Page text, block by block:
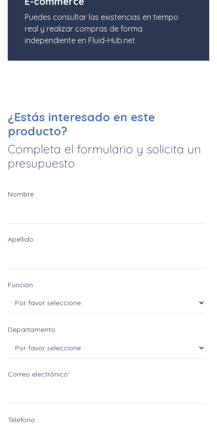
Puedes consultar las existencias en tiempo
real y realizar compras de forma
independiente en Fluid-Hub.net
¿Estás interesado en este
producto?
Completa el formulario y solicita un
presupuesto
Nombre
Apellido
Función
Departamento
Correo electrónico*
Teléfono